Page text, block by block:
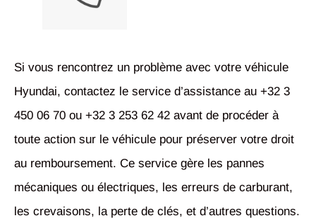
Si vous rencontrez un problème avec votre véhicule
Hyundai, contactez le service d’assistance au +32 3
450 06 70 ou +32 3 253 62 42 avant de procéder à
toute action sur le véhicule pour préserver votre droit
au remboursement. Ce service gère les pannes
mécaniques ou électriques, les erreurs de carburant,
les crevaisons, la perte de clés, et d’autres questions.